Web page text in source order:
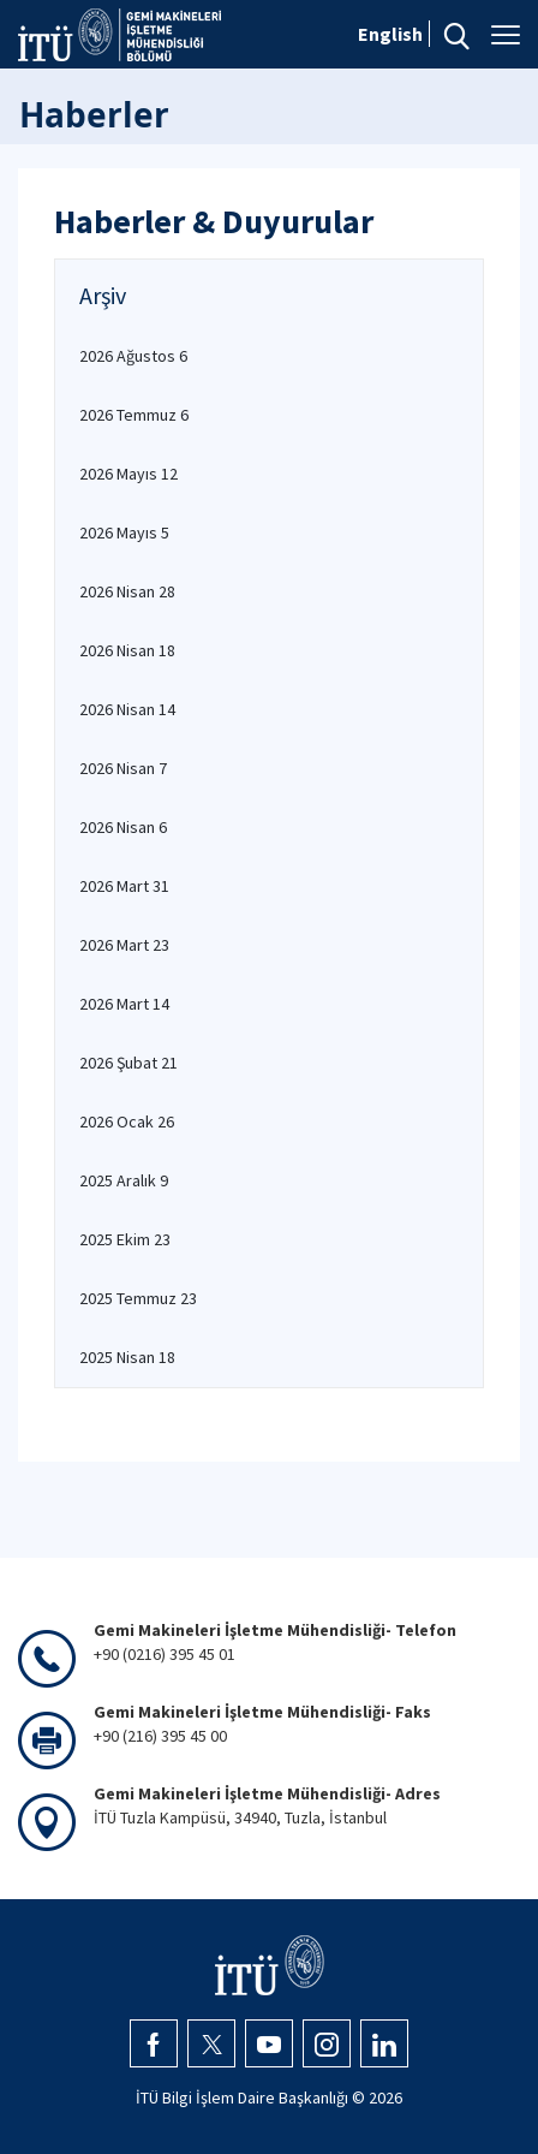
English
Haberler
Haberler & Duyurular
Arşiv
2026 Ağustos 6
2026 Temmuz 6
2026 Mayıs 12
2026 Mayıs 5
2026 Nisan 28
2026 Nisan 18
2026 Nisan 14
2026 Nisan 7
2026 Nisan 6
2026 Mart 31
2026 Mart 23
2026 Mart 14
2026 Şubat 21
2026 Ocak 26
2025 Aralık 9
2025 Ekim 23
2025 Temmuz 23
2025 Nisan 18
Gemi Makineleri İşletme Mühendisliği- Telefon
+90 (0216) 395 45 01
Gemi Makineleri İşletme Mühendisliği- Faks
+90 (216) 395 45 00
Gemi Makineleri İşletme Mühendisliği- Adres
İTÜ Tuzla Kampüsü, 34940, Tuzla, İstanbul
İTÜ Bilgi İşlem Daire Başkanlığı © 2026